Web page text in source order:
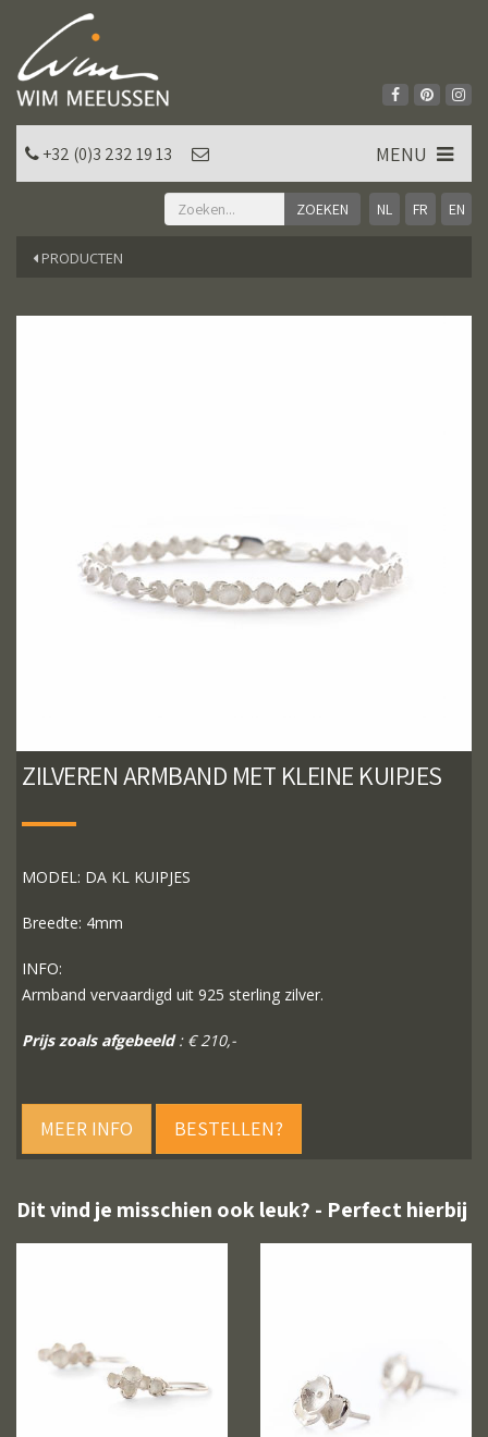
NL FR EN
+32 (0)3 232 19 13 MENU
PRODUCTEN
ZILVEREN ARMBAND MET KLEINE KUIPJES
MODEL: DA KL KUIPJES
Breedte: 4mm
INFO:
Armband vervaardigd uit 925 sterling zilver.
Prijs zoals afgebeeld: € 210,-
MEER INFO BESTELLEN?
Dit vind je misschien ook leuk? - Perfect hierbij